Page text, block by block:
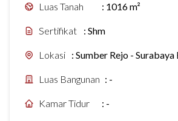
Luas Tanah : 1016 m²
Sertifikat : Shm
Lokasi : Sumber Rejo - Surabaya
Luas Bangunan : -
Kamar Tidur : -